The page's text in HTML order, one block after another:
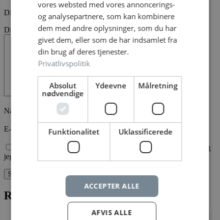
Din bedømmelse
*
Din anmeldelse *
Navn
E-mail
Gem mit navn, mail og websted i denne browser til næste gang
jeg kommenterer.
Relaterede varer
vores websted med vores annoncerings-
og analysepartnere, som kan kombinere
dem med andre oplysninger, som du har
givet dem, eller som de har indsamlet fra
din brug af deres tjenester.
Privatlivspolitik
Absolut
nødvendige
Ydeevne Målretning
Funktionalitet Uklassificerede
ACCEPTER ALLE
AFVIS ALLE